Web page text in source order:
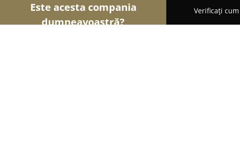
Este acesta compania
dumneavoastră?
Verificați